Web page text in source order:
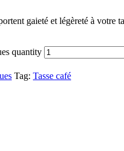
gaieté et légèreté à
quantity
Tag: Tasse café